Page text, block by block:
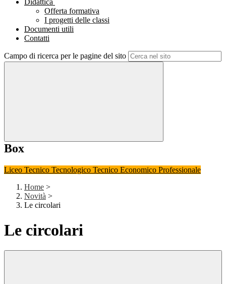
Didattica
Offerta formativa
I progetti delle classi
Documenti utili
Contatti
Campo di ricerca per le pagine del sito
Box
Liceo Tecnico Tecnologico Tecnico Economico Professionale
Home >
Novità >
Le circolari
Le circolari